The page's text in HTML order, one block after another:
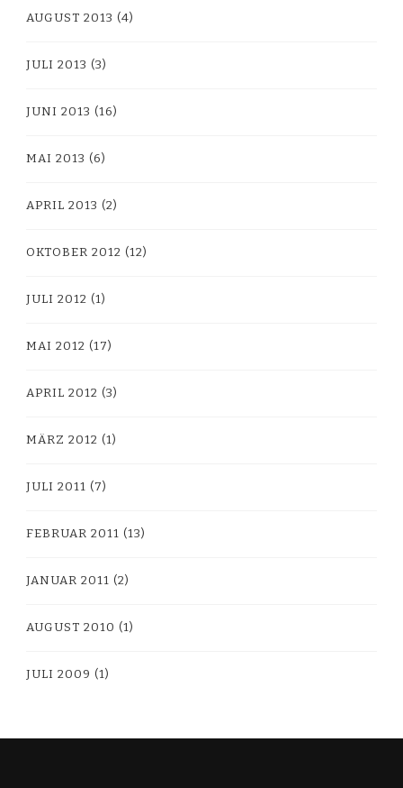
AUGUST 2013 (4)
JULI 2013 (3)
JUNI 2013 (16)
MAI 2013 (6)
APRIL 2013 (2)
OKTOBER 2012 (12)
JULI 2012 (1)
MAI 2012 (17)
APRIL 2012 (3)
MÄRZ 2012 (1)
JULI 2011 (7)
FEBRUAR 2011 (13)
JANUAR 2011 (2)
AUGUST 2010 (1)
JULI 2009 (1)